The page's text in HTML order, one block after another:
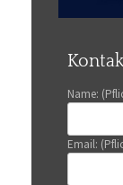
Name:
Email: